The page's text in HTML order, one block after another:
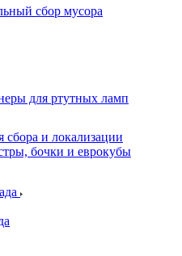
сбор мусора
для ртутных ламп
и локализации
бочки и еврокубы